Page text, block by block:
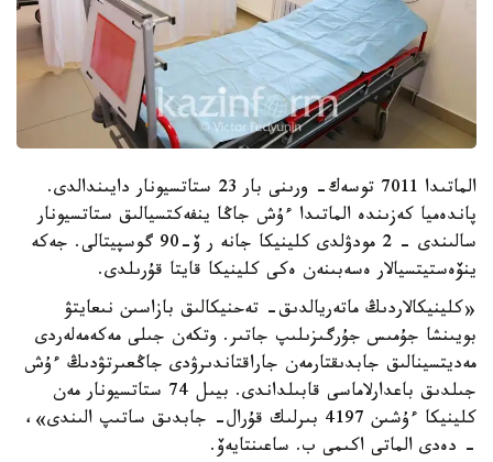
الماتىدا 7011 توسەك- ورىنى بار 23 ستاتسيونار دايىندالدى.
پاندەميا كەزىندە الماتىدا ءۇش جاڭا ينفەكتسيالىق ستاتسيونار
سالىندى - 2 مودۋلدى كلينيكا جانە ر ۆ-90 گوسپيتالى. جەكە
ينۆەستيتسيالار ەسەبىنەن ەكى كلينيكا قايتا قۇرىلدى.
«كلينيكالاردىڭ ماتەريالدىق- تەحنيكالىق بازاسىن نىعايتۋ
بويىنشا جۇمىس جۇرگىزىلىپ جاتىر. وتكەن جىلى مەكەمەلەردى
مەديتسينالىق جابدىقتارمەن جاراقتاندىرۋدى جاڭعىرتۋدىڭ ءۇش
جىلدىق باعدارلاماسى قابىلداندى. بيىل 74 ستاتسيونار مەن
كلينيكا ءۇشىن 4197 بىرلىك قۇرال- جابدىق ساتىپ الىندى»،
- دەدى الماتى اكىمى ب. ساعىنتايەۆ.